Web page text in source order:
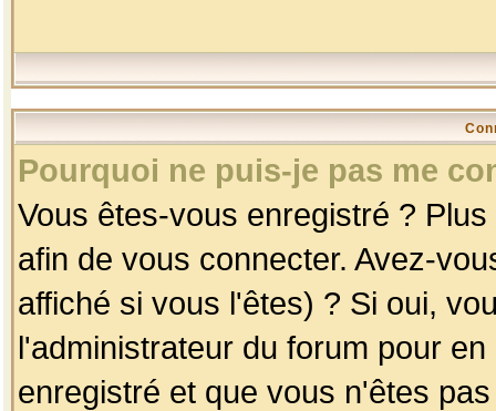
Pourquoi ne puis-je pas me
Vous êtes-vous enregistré ?
afin de vous connecter. Avez-
affiché si vous l'êtes) ? Si oui,
l'administrateur du forum pour
enregistré et que vous n'êtes